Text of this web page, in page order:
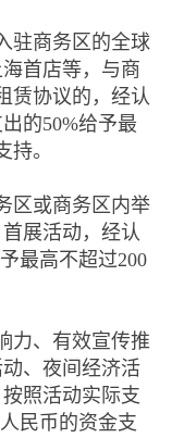
商务区的全球
首店等，与商
赁协议的，经认
的50%给予最
。
或商务区内举
展活动，经认
最高不超过200
、有效宣传推
、夜间经济活
照活动实际支
民币的资金支